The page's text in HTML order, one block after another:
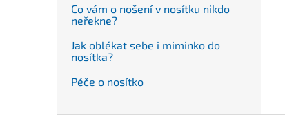
Co vám o nošení v nosítku nikdo
neřekne?
Jak oblékat sebe i miminko do
nosítka?
Péče o nosítko